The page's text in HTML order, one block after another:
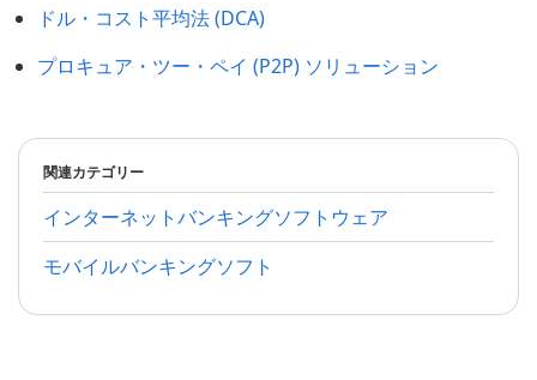
ドル・コスト平均法 (DCA)
プロキュア・ツー・ペイ (P2P) ソリューション
関連カテゴリー
インターネットバンキングソフトウェア
モバイルバンキングソフト